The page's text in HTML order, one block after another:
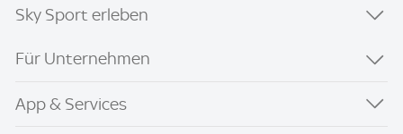
Sky Sport erleben
Für Unternehmen
App & Services